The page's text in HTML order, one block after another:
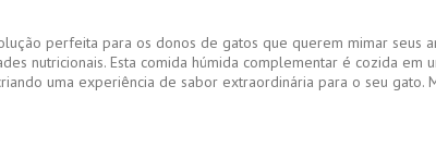
perfeita para os donos de gatos que querem mimar
nutricionais. Esta comida húmida complementar é cozida
uma experiência de sabor extraordinária para o seu gato.